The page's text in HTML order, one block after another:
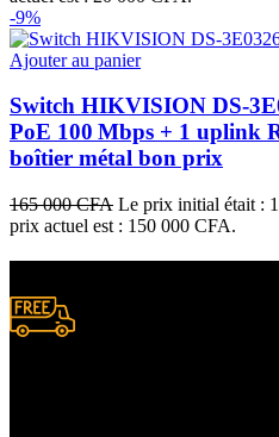
-9%
Ajouter au panier
Switch HIKVISION
PoE 100 Mbps + 1 uplink
boîtier métal bon prix
165 000CFA Le prix initial était :
prix actuel est : 150 000 CFA.